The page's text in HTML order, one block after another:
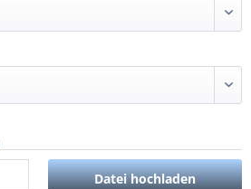
Datei hochladen